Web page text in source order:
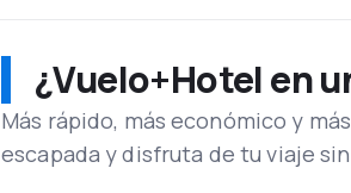
¿Vuelo+Hotel en
Más rápido, más económico y
escapada y disfruta de tu viaje